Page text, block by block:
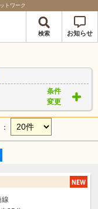
トワーク
検索 お知らせ
条件
変更
線